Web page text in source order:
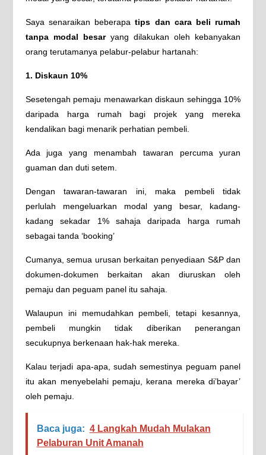
Saya senaraikan beberapatips dan cara beli rumah
tanpa modal besaryang dilakukan oleh kebanyakan
orang terutamanya pelabur-pelabur hartanah:
1. Diskaun 10%
Sesetengah pemaju menawarkan diskaun sehingga 10%
daripada harga rumah bagi projek yang mereka
kendalikan bagi menarik perhatian pembeli.
Ada juga yang menambah tawaran percuma yuran
guaman dan duti setem.
Dengan tawaran-tawaran ini, maka pembeli tidak
perlulah mengeluarkan modal yang besar, kadang-
kadang sekadar 1% sahaja daripada harga rumah
sebagai tanda ‘booking’
Cumanya, semua urusan berkaitan penyediaan S&P dan
dokumen-dokumen berkaitan akan diuruskan oleh
pemaju dan peguam panel itu sahaja.
Walaupun ini memudahkan pembeli, tetapi kesannya,
pembeli mungkin tidak diberikan penerangan
secukupnya berkenaan hak-hak mereka.
Kalau terjadi apa-apa, sudah semestinya peguam panel
itu akan menyebelahi pemaju, kerana mereka di’bayar’
oleh pemaju.
Baca juga: 4 Langkah Mudah Mulakan
Pelaburan Unit Amanah